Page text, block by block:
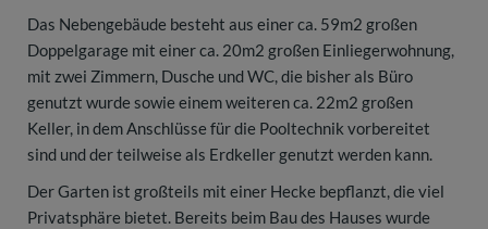
Das Nebengebäude besteht aus einer ca. 59m2 großen
Doppelgarage mit einer ca. 20m2 großen Einliegerwohnung,
mit zwei Zimmern, Dusche und WC, die bisher als Büro
genutzt wurde sowie einem weiteren ca. 22m2 großen
Keller, in dem Anschlüsse für die Pooltechnik vorbereitet
sind und der teilweise als Erdkeller genutzt werden kann.
Der Garten ist großteils mit einer Hecke bepflanzt, die viel
Privatsphäre bietet. Bereits beim Bau des Hauses wurde